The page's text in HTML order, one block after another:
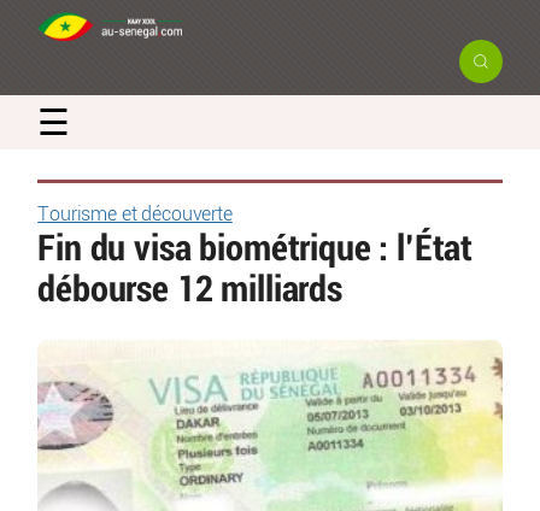
☰
Tourisme et découverte
Fin du visa biométrique : l’État
débourse 12 milliards